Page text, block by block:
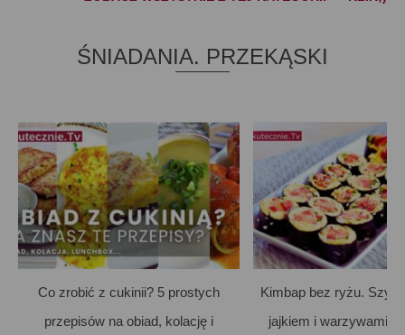
ŚNIADANIA. PRZEKĄSKI
Co zrobić z cukinii? 5 prostych
przepisów na obiad, kolację i
Kimbap bez ryżu.
jajkiem i warzywami.